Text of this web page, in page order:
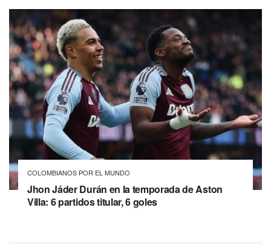
COLOMBIANOS POR EL MUNDO
Jhon Jáder Durán en la temporada de Aston
Villa: 6 partidos titular, 6 goles